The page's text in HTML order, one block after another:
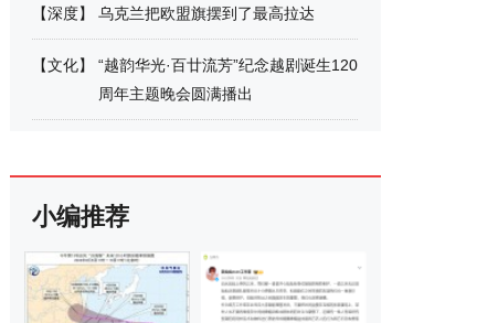
【深度】 乌克兰把欧盟旗摆到了最高拉达
【文化】
“越韵华光·百廿流芳”纪念越剧诞生120
周年主题晚会圆满播出
小编推荐